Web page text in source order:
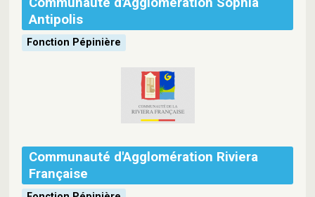
Antipolis
Fonction Pépinière
Communauté d'Agglomération Riviera
Française